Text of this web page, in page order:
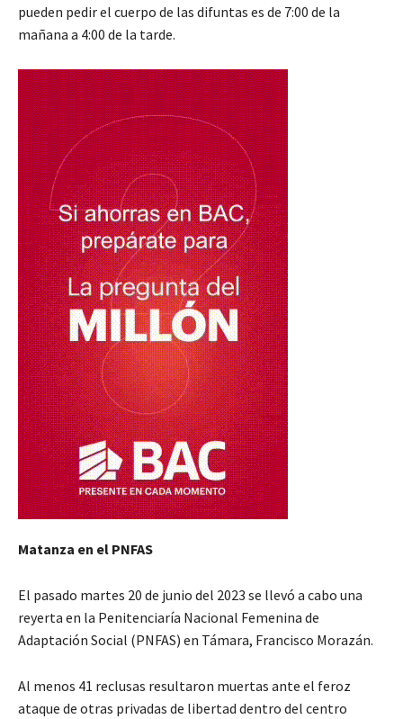
pueden pedir el cuerpo de las difuntas es de 7:00 de la
mañana a 4:00 de la tarde.
Matanza en el PNFAS
El pasado martes 20 de junio del 2023 se llevó a cabo una
reyerta en la Penitenciaría Nacional Femenina de
Adaptación Social (PNFAS) en Támara, Francisco Morazán.
Al menos 41 reclusas resultaron muertas ante el feroz
ataque de otras privadas de libertad dentro del centro